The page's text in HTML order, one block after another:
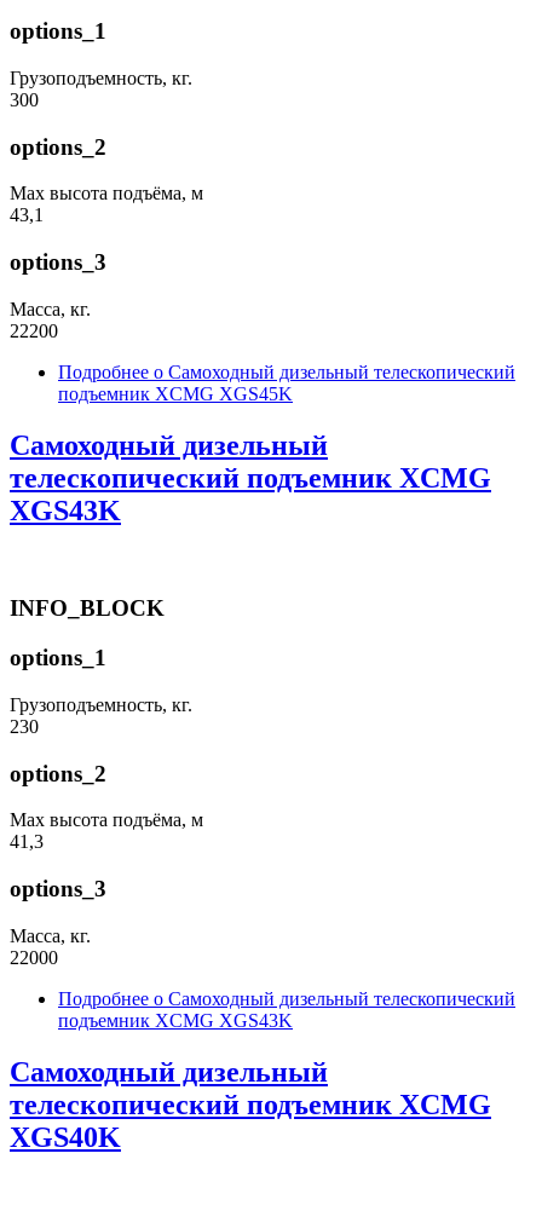
options_1
Грузоподъемность, кг.
300
options_2
Max высота подъёма, м
43,1
options_3
Масса, кг.
22200
Подробнее о Самоходный дизельный телескопический
подъемник XCMG XGS45K
Самоходный дизельный
телескопический подъемник XCMG
XGS43K
INFO_BLOCK
options_1
Грузоподъемность, кг.
230
options_2
Max высота подъёма, м
41,3
options_3
Масса, кг.
22000
Подробнее о Самоходный дизельный телескопический
подъемник XCMG XGS43K
Самоходный дизельный
телескопический подъемник XCMG
XGS40K